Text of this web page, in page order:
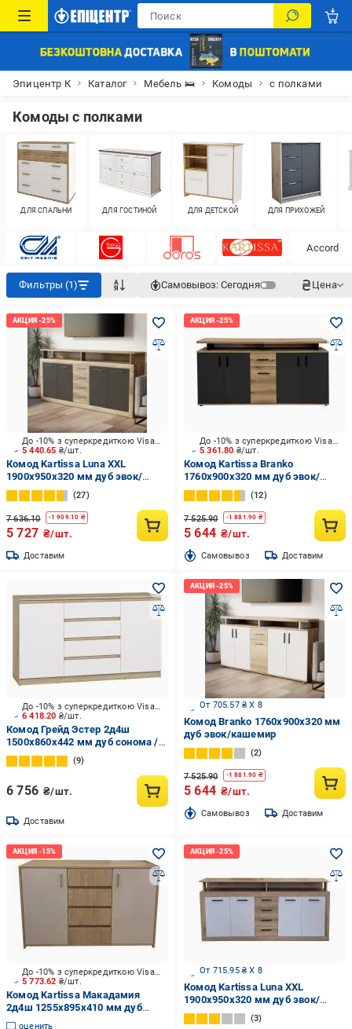
Эпицентр К Каталог Мебель 🛌 Комоды с полками
Комоды с полками
ДЛЯ СПАЛЬНИ ДЛЯ ГОСТИНОЙ ДЛЯ ДЕТСКОЙ ДЛЯ ПРИХОЖЕЙ
Accord
Фильтры (1) Самовывоз: Сегодня Цена
5 440.65 ₴/шт.
До -10% з суперкредиткою Visa Вигода
Комод Kartissa Luna XXL
1900x950x320 мм дуб эвок/
антрацит
27
7 636.10 -1 909.10 ₴
5 727 ₴/шт.
Доставим
5 361.80 ₴/шт.
До -10% з суперкредиткою Visa Вигода
Комод Kartissa Branko
1760x900x320 мм дуб эвок/
антрацит
12
7 525.90 -1 881.90 ₴
5 644 ₴/шт.
Cамовывоз Доставим
6 418.20 ₴/шт.
До -10% з суперкредиткою Visa Вигода
Комод Грейд Эстер 2д4ш
1500х860х442 мм дуб сонома /
белый
9
6 756 ₴/шт.
Доставим
От 705.57 ₴ X 8
Комод Branko 1760x900x320 мм
дуб эвок/кашемир
2
7 525.90 -1 881.90 ₴
5 644 ₴/шт.
Cамовывоз Доставим
5 773.62 ₴/шт.
До -10% з суперкредиткою Visa Вигода
Комод Kartissa Макадамия
2д4ш 1255x895x410 мм дуб
кремона торро/макадамия
оценить
От 715.95 ₴ X 8
Комод Kartissa Luna XXL
1900x950x320 мм дуб эвок/
кашемир
3